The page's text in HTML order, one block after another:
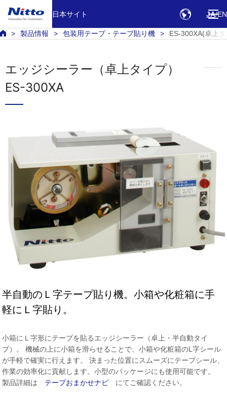
日本サイト JA EN
製品情報 包装用テープ・テープ貼り機 ES-300XA(卓上
エッジシーラー（卓上タイプ）
ES-300XA
半自動のＬ字テープ貼り機。小箱や化粧箱に手
軽にＬ字貼り。
小箱にＬ字形にテープを貼るエッジシーラー（卓上・半自動タイ
プ）。 機械の上に小箱を滑らせることで、小箱や化粧箱のL字シール
が手軽で確実に行えます。 決まった位置にスムーズにテープシール、
作業の効率化に貢献します。小型のパッケージにも使用可能です。
製品詳細は テープおまかせナビ にてご確認ください。